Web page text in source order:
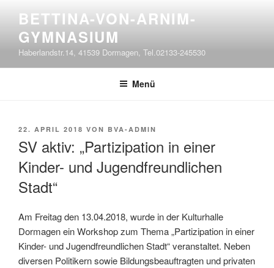
springen
BETTINA-VON-ARNIM-
GYMNASIUM
Haberlandstr.14, 41539 Dormagen, Tel.02133-245530
Menü
VERÖFFENTLICHT
22. APRIL 2018 VON BVA-ADMIN
SV aktiv: „Partizipation in einer
Kinder- und Jugendfreundlichen
Stadt“
Am Freitag den 13.04.2018, wurde in der Kulturhalle
Dormagen ein Workshop zum Thema „Partizipation in einer
Kinder- und Jugendfreundlichen Stadt“ veranstaltet. Neben
diversen Politikern sowie Bildungsbeauftragten und privaten